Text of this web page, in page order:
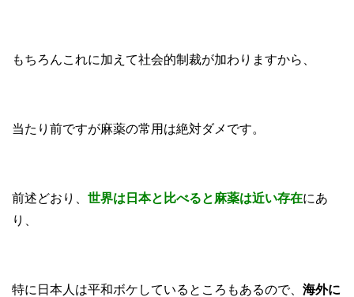
もちろんこれに加えて社会的制裁が加わりますから、
当たり前ですが麻薬の常用は絶対ダメです。
前述どおり、 世界は日本と比べると麻薬は近い存在にあ
り、
特に日本人は平和ボケしているところもあるので、 海外に